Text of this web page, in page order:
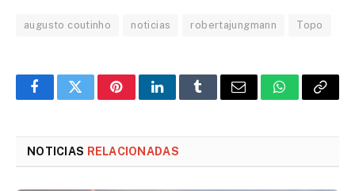
augusto coutinho noticias robertajungmann Topo
FacebookTwitterPinterestLinkedInTumblrEmail WhatsApp
Copy
NOTICIAS RELACIONADAS